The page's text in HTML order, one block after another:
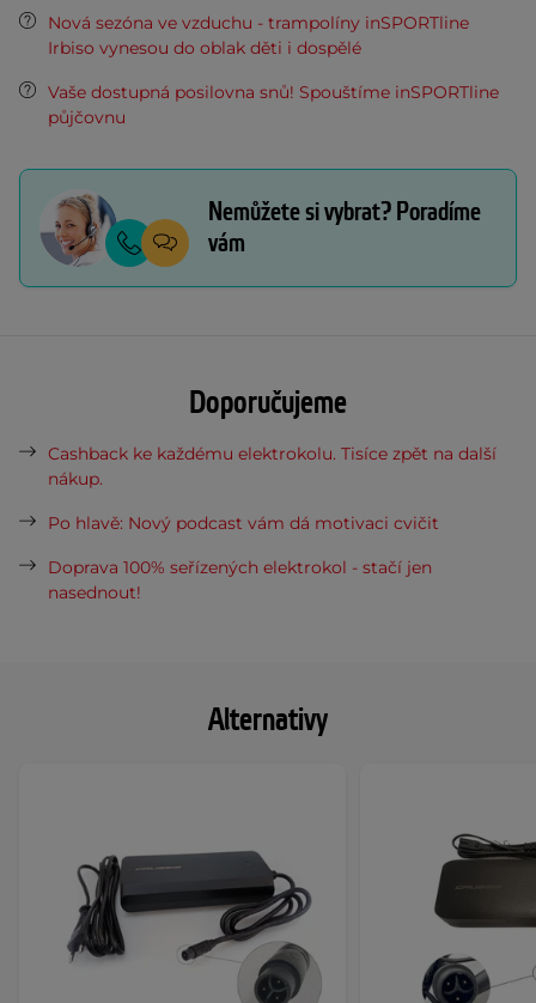
Alternativy
Nová sezóna ve vzduchu - trampolíny inSPORTline
Irbiso vynesou do oblak děti i dospělé
Vaše dostupná posilovna snů! Spouštíme inSPORTline
půjčovnu
Nemůžete si vybrat? Poradíme
vám
Doporučujeme
Cashback ke každému elektrokolu. Tisíce zpět na další
nákup.
Po hlavě: Nový podcast vám dá motivaci cvičit
Doprava 100% seřízených elektrokol - stačí jen
nasednout!